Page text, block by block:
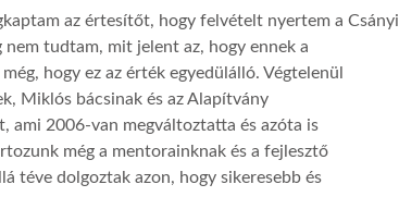
az értesítőt, hogy felvételt nyertem a Csányi
tudtam, mit jelent az, hogy ennek a
hogy ez az érték egyedülálló. Végtelenül
Miklós bácsinak és az Alapítvány
ami 2006-van megváltoztatta és azóta is
még a mentorainknak és a fejlesztő
téve dolgoztak azon, hogy sikeresebb és